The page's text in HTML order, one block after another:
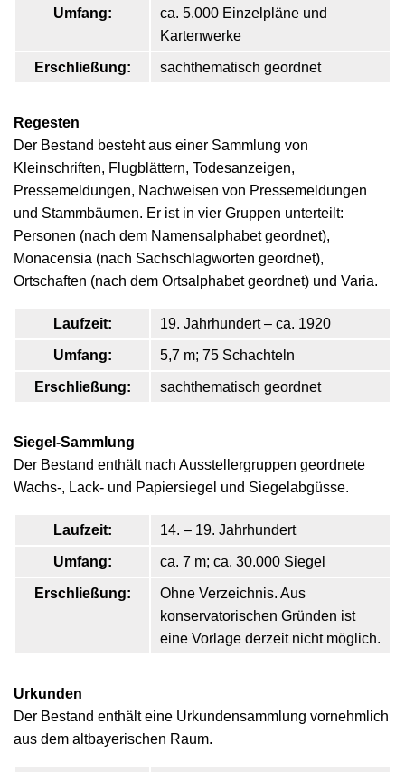
Umfang:
ca. 5.000 Einzelpläne und
Kartenwerke
Erschließung: sachthematisch geordnet
Regesten
Der Bestand besteht aus einer Sammlung von
Kleinschriften, Flugblättern, Todesanzeigen,
Pressemeldungen, Nachweisen von Pressemeldungen
und Stammbäumen. Er ist in vier Gruppen unterteilt:
Personen (nach dem Namensalphabet geordnet),
Monacensia (nach Sachschlagworten geordnet),
Ortschaften (nach dem Ortsalphabet geordnet) und Varia.
Laufzeit: 19. Jahrhundert – ca. 1920
Umfang: 5,7 m; 75 Schachteln
Erschließung: sachthematisch geordnet
Siegel-Sammlung
Der Bestand enthält nach Ausstellergruppen geordnete
Wachs-, Lack- und Papiersiegel und Siegelabgüsse.
Laufzeit: 14. – 19. Jahrhundert
Umfang: ca. 7 m; ca. 30.000 Siegel
Erschließung:
Ohne Verzeichnis. Aus
konservatorischen Gründen ist
eine Vorlage derzeit nicht möglich.
Urkunden
Der Bestand enthält eine Urkundensammlung vornehmlich
aus dem altbayerischen Raum.